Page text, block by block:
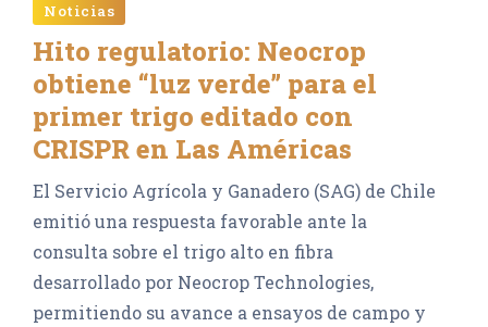
Noticias
Hito regulatorio: Neocrop
obtiene “luz verde” para el
primer trigo editado con
CRISPR en Las Américas
El Servicio Agrícola y Ganadero (SAG) de Chile
emitió una respuesta favorable ante la
consulta sobre el trigo alto en fibra
desarrollado por Neocrop Technologies,
permitiendo su avance a ensayos de campo y